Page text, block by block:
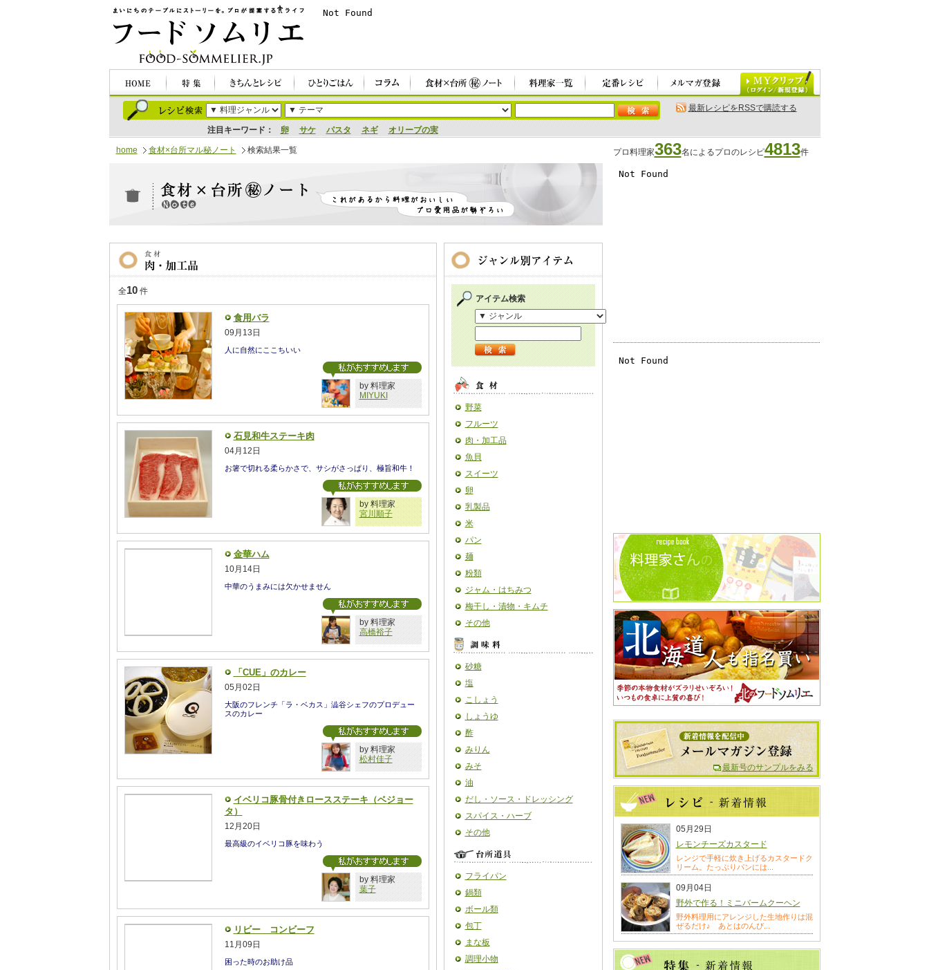
注目キーワード： 卵 サケ パスタ ネギ オリーブの実
最新レシピをRSSで購読する
home 食材×台所マル秘ノート 検索結果一覧 プロ料理家363名によるプロのレシピ4813件
全10件
食用バラ
09月13日
人に自然にここちいい
by 料理家
MIYUKI
石見和牛ステーキ肉
04月12日
お箸で切れる柔らかさで、サシがさっぱり、極旨和牛！
by 料理家
宮川順子
金華ハム
10月14日
中華のうまみには欠かせません
by 料理家
高橋裕子
「CUE」のカレー
05月02日
大阪のフレンチ「ラ・ベカス」澁谷シェフのプロデュー
スのカレー
by 料理家
松村佳子
イベリコ豚骨付きロースステーキ（ベジョー
タ）
12月20日
最高級のイベリコ豚を味わう
by 料理家
葉子
リビー コンビーフ
11月09日
困った時のお助け品
アイテム検索
野菜
フルーツ
肉・加工品
魚貝
スイーツ
卵
乳製品
米
パン
麺
粉類
ジャム・はちみつ
梅干し・漬物・キムチ
その他
砂糖
塩
こしょう
しょうゆ
酢
みりん
みそ
油
だし・ソース・ドレッシング
スパイス・ハーブ
その他
フライパン
鍋類
ボール類
包丁
まな板
調理小物
最新号のサンプルをみる
05月29日
レモンチーズカスタード
レンジで手軽に炊き上げるカスタードク
リーム。たっぷりパンには...
09月04日
野外で作る！ミニバームクーヘン
野外料理用にアレンジした生地作りは混
ぜるだけ♪ あとはのんび...